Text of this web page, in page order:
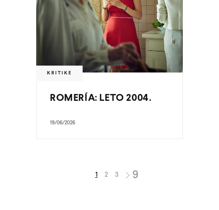
KRITIKE
ROMERÍA: LETO 2004.
19/06/2026
1 2 3